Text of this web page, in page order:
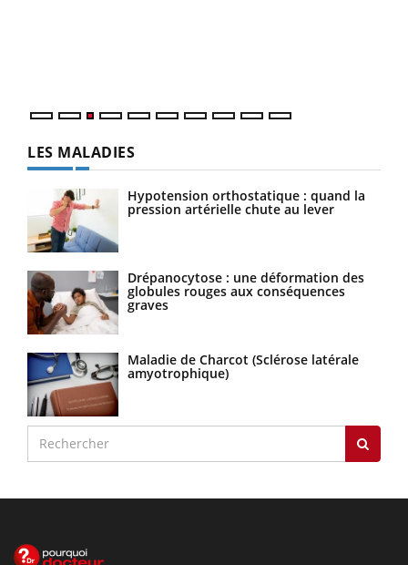
LES MALADIES
Hypotension orthostatique : quand la
pression artérielle chute au lever
Drépanocytose : une déformation des
globules rouges aux conséquences
graves
Maladie de Charcot (Sclérose latérale
amyotrophique)